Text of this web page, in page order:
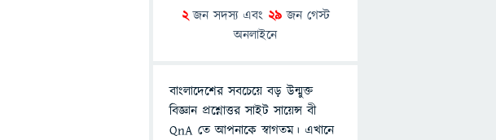
2জন সদস্য এবং 29জন গেস্ট
অনলাইনে
বাংলাদেশের সবচেয়ে বড় উন্মুক্ত
বিজ্ঞান প্রশ্নোত্তর সাইট সায়েন্স বী
QnA তে আপনাকে স্বাগতম। এখানে